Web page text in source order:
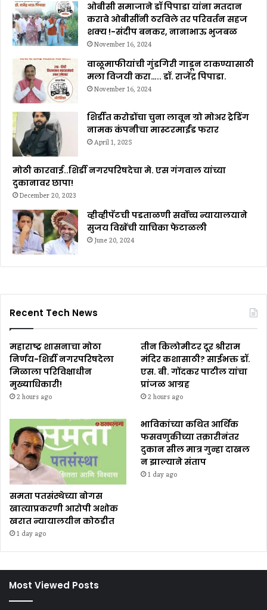
ओबीसी समाजाने डॉ पिपाडा यांना मतदान
करावे ओबीसींनी ठरविले तर परिवर्तन सहज
शक्य !-संदीप बनकर, नानाभाऊ भुजबळ
November 16, 2024
वाळूमाफीयांची गुंडगिरी गाडून टाकण्यासाठी
मला विजयी करा….. डॉ. राजेंद्र पिपाडा.
November 16, 2024
शिर्डीत करोडोंचा चुना लावून ग्रो मोअर ट्रेडिंग
नामक कंपनीचा मास्टरमाईंड फरार
April 1, 2025
मोठी कारवाई..शिर्डी नगरपरिषदेचा मे. एस गंगवाल यांच्या
दुकानावर छापा!
December 20, 2023
व्हीव्हीपॅटची पडताळणी सर्वोच्च न्यायालयाने
सुजय विखेंची याचिका फेटाळली
June 20, 2024
Recent Tech News
महाराष्ट्र शासनाचा मोठा
निर्णय-शिर्डी नगरपरिषदेला
मिळाला परिविक्षाधीन
मुख्याधिकारी!
2 hours ago
तीन किलोमीटर दूर श्रीराम
मंदिर कशासाठी? साईभक्त डॉ.
एस. बी. गोंदकर पाटील यांचा
प्रांजळ आग्रह
2 hours ago
समता पतसंस्थेच्या बोगस
खात्याप्रकरणी आरोपी अशोक
खरात न्यायालयीन कोठडीत
1 day ago
भाविकांच्या कथित आर्थिक
फसवणुकीच्या तक्रारीनंतर
दुकान सील मात्र गुन्हा दाखल
न झाल्याने संताप
1 day ago
Most Viewed Posts